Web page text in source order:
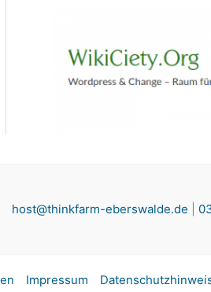
host@thinkfarm-eberswalde.de
Impressum